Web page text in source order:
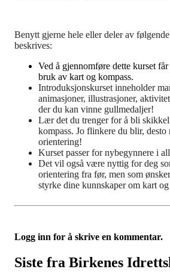
Benytt gjerne hele eller deler av
beskrives:
Ved å gjennomføre dette kurset
bruk av kart og kompass.
Introduksjonskurset inneholder
animasjoner, illustrasjoner,
der du kan vinne gullmedaljer!
Lær det du trenger for å bli
kompass. Jo flinkere du blir, desto
orientering!
Kurset passer for nybegynnere i
Det vil også være nyttig for deg
orientering fra før, men som
styrke dine kunnskaper om kart og
Logg inn for å skrive en kommentar.
Siste fra Birkenes